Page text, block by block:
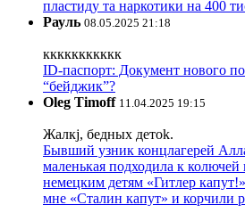
пластиду та наркотики на 400
Рауль 08.05.2025 21:18
ккккккккккк
ID-паспорт: Документ нового
“бейджик”?
Oleg Timoff 11.04.2025 19:15
Жалкj, бедных детok.
Бывший узник концлагерей
маленькая подходила к колючей
немецким детям «Гитлер
мне «Сталин капут» и корчили